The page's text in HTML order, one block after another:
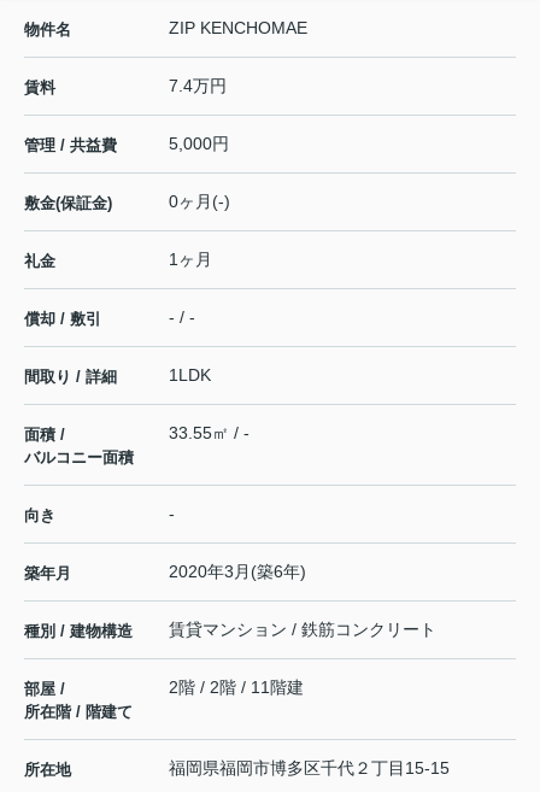
物件名 ZIP KENCHOMAE
賃料 7.4万円
管理 / 共益費 5,000円
敷金(保証金) 0ヶ月(-)
礼金 1ヶ月
償却 / 敷引 - / -
間取り / 詳細 1LDK
面積 /
バルコニー面積
33.55㎡ / -
向き -
築年月 2020年3月(築6年)
種別 / 建物構造 賃貸マンション / 鉄筋コンクリート
部屋 /
所在階 / 階建て
2階 / 2階 / 11階建
所在地 福岡県福岡市博多区千代２丁目15-15